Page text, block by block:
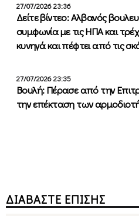
27/07/2026 23:36
Δείτε βίντεο: Αλβανός
συμφωνία με τις ΗΠΑ και
κυνηγά και πέφτει από τις
27/07/2026 23:35
Βουλή: Πέρασε από την
την επέκταση των
ΔΙΑΒΑΣΤΕ ΕΠΙΣΗΣ